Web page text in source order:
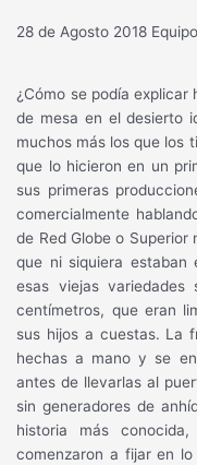
28 de Agosto 2018
¿Cómo se podía
de mesa en el desierto
muchos más los que los
que lo hicieron en un
sus primeras
comercialmente
de Red Globe o
que ni siquiera estaban
esas viejas
centímetros, que eran
sus hijos a cuestas. La
hechas a mano y se
antes de llevarlas al
sin generadores de
historia más
comenzaron a fijar en